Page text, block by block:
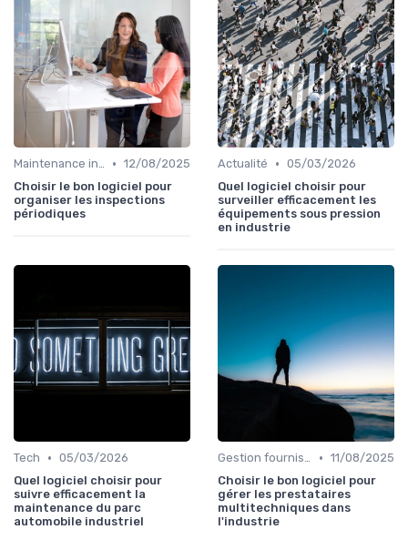
Maintenance infrastructures • 12/08/2025
Choisir le bon logiciel pour
organiser les inspections
périodiques
Actualité • 05/03/2026
Quel logiciel choisir pour
surveiller efficacement les
équipements sous pression
en industrie
Tech • 05/03/2026
Quel logiciel choisir pour
suivre efficacement la
maintenance du parc
automobile industriel
Gestion fournisseurs • 11/08/2025
Choisir le bon logiciel pour
gérer les prestataires
multitechniques dans
l'industrie